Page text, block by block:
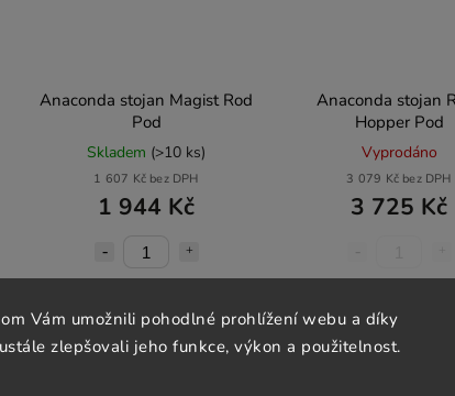
Vám umožnili pohodlné prohlížení webu a díky
zlepšovali jeho funkce, výkon a použitelnost.
Anaconda stojan Magist Rod
Pod
Skladem (>10 ks)
1 607 Kč bez DPH
1 944 Kč
Anaconda stojan
Hopper Pod
Vyprodáno
3 079 Kč bez DPH
3 725 Kč